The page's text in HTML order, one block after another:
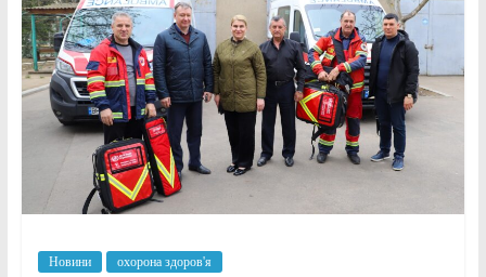
Новини охорона здоров'я